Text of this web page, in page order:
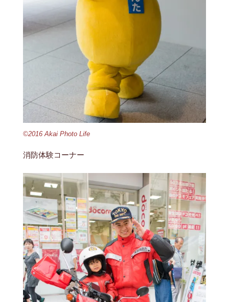
©2016 Akai Photo Life
消防体験コーナー